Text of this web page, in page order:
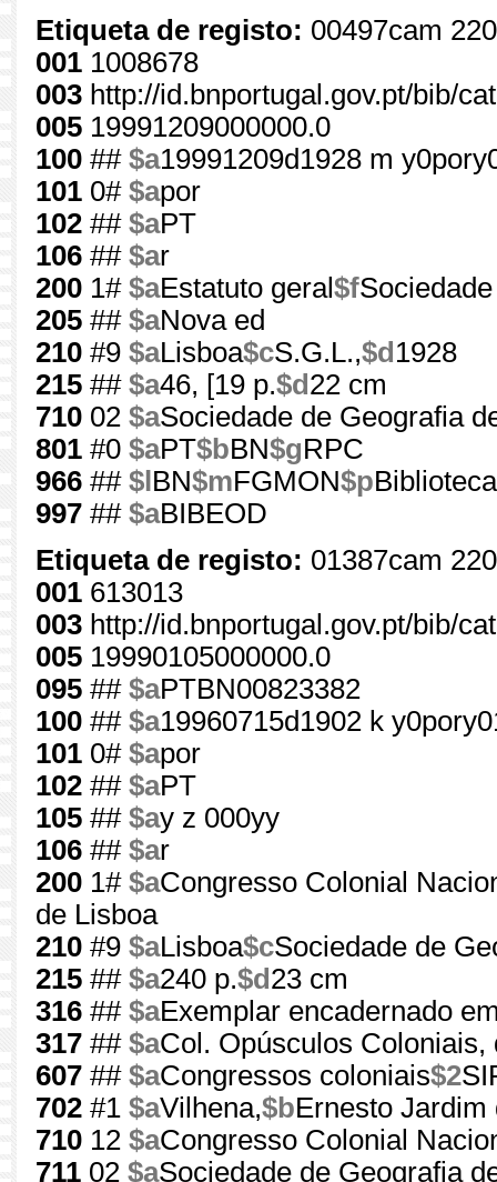
Etiqueta de registo: 00497cam
001 1008678
003 http://id.bnportugal.gov.pt/bib/
005 19991209000000.0
100 ## $a19991209d1928 m
101 0# $apor
102 ## $aPT
106 ## $ar
200 1# $aEstatuto geral$f
205 ## $aNova ed
210 #9 $aLisboa$cS.G.L.,$d 1928
215 ## $a46, [19 p.$d 22 cm
710 02 $aSociedade de Geografia
801 #0 $aPT$bBN$gRPC
966 ## $l BN$mFGMON$p
997 ## $aBIBEOD
Etiqueta de registo: 01387cam
001 613013
003 http://id.bnportugal.gov.pt/bib/
005 19990105000000.0
095 ## $aPTBN00823382
100 ## $a19960715d1902 k
101 0# $apor
102 ## $aPT
105 ## $ay z 000yy
106 ## $ar
200 1# $aCongresso Colonial
de Lisboa
210 #9 $aLisboa$cSociedade de
215 ## $a240 p.$d 23 cm
316 ## $aExemplar encadernado
317 ## $aCol. Opúsculos
607 ## $aCongressos coloniais$2
702 #1 $aVilhena,$bErnesto Jardim
710 12 $aCongresso Colonial
711 02 $aSociedade de Geografia